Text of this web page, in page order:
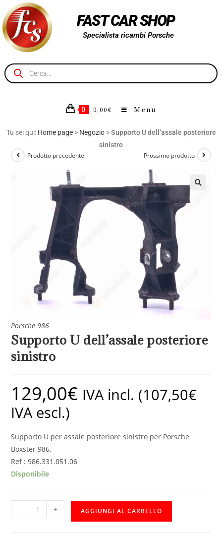
FAST CAR SHOP
Specialista ricambi Porsche
0 0,00 € Menu
Tu sei qui: Home page> Negozio>Supporto U dell’assale posteriore
sinistro
Prodotto precedente Prossimo prodotto
Porsche 986
Supporto U dell’assale posteriore
sinistro
129,00€ IVA incl. (107,50€
IVA escl.)
Supporto U per assale posteriore sinistro per Porsche
Boxster 986.
Ref : 986.331.051.06
Disponibile
- + AGGIUNGI AL CARRELLO